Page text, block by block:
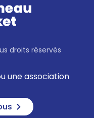
droits réservés
une association